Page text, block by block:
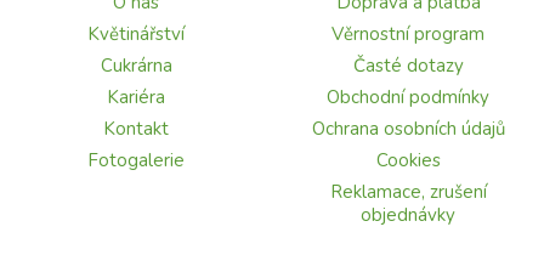
Květinářství
Cukrárna
Kariéra
Kontakt
Fotogalerie
Věrnostní program
Časté dotazy
Obchodní podmínky
Ochrana osobních údajů
Cookies
Reklamace, zrušení
objednávky